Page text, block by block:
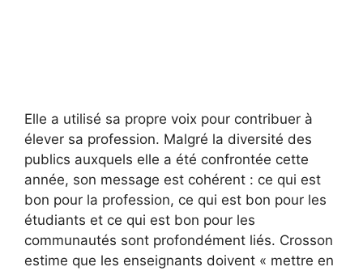
Elle a utilisé sa propre voix pour contribuer à
élever sa profession. Malgré la diversité des
publics auxquels elle a été confrontée cette
année, son message est cohérent : ce qui est
bon pour la profession, ce qui est bon pour les
étudiants et ce qui est bon pour les
communautés sont profondément liés. Crosson
estime que les enseignants doivent « mettre en